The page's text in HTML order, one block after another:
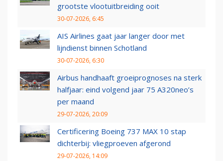
grootste vlootuitbreiding ooit
30-07-2026, 6:45
AIS Airlines gaat jaar langer door met
lijndienst binnen Schotland
30-07-2026, 6:30
Airbus handhaaft groeiprognoses na sterk
halfjaar: eind volgend jaar 75 A320neo’s
per maand
29-07-2026, 20:09
Certificering Boeing 737 MAX 10 stap
dichterbij: vliegproeven afgerond
29-07-2026, 14:09